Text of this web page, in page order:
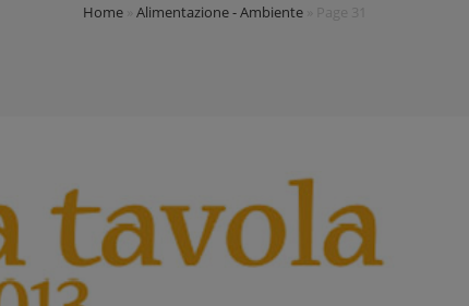
Home Alimentazione - Ambiente Page 31